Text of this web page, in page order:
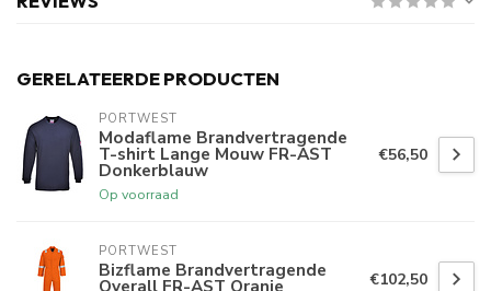
GERELATEERDE PRODUCTEN
PORTWEST
Modaflame Brandvertragende
T-shirt Lange Mouw FR-AST
Donkerblauw
Op voorraad
€56,50
PORTWEST
Bizflame Brandvertragende
Overall FR-AST Oranje €102,50